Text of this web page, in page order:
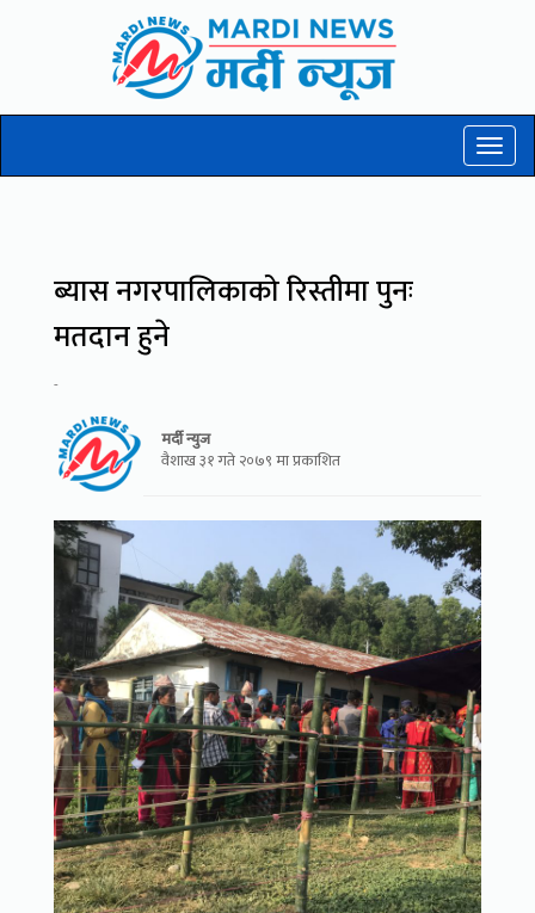
Toggle
ब्यास नगरपालिकाको रिस्तीमा पुनः
मतदान हुने
-
मर्दी न्युज
वैशाख ३१ गते २०७९ मा प्रकाशित